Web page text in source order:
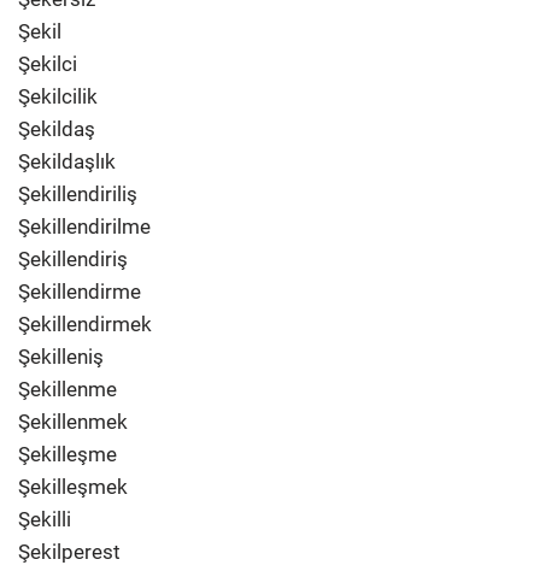
Şekil
Şekilci
Şekilcilik
Şekildaş
Şekildaşlık
Şekillendiriliş
Şekillendirilme
Şekillendiriş
Şekillendirme
Şekillendirmek
Şekilleniş
Şekillenme
Şekillenmek
Şekilleşme
Şekilleşmek
Şekilli
Şekilperest